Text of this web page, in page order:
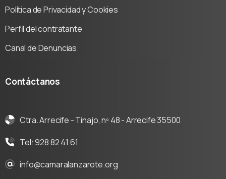
Política de Privacidad y Cookies
Perfil del contratante
Canal de Denuncias
Contáctanos
Ctra. Arrecife - Tinajo, nº 48 - Arrecife 35500
Tel: 928 82 41 61
info@camaralanzarote.org